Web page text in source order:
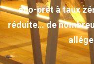
éco-prêt à taux
réduite… de